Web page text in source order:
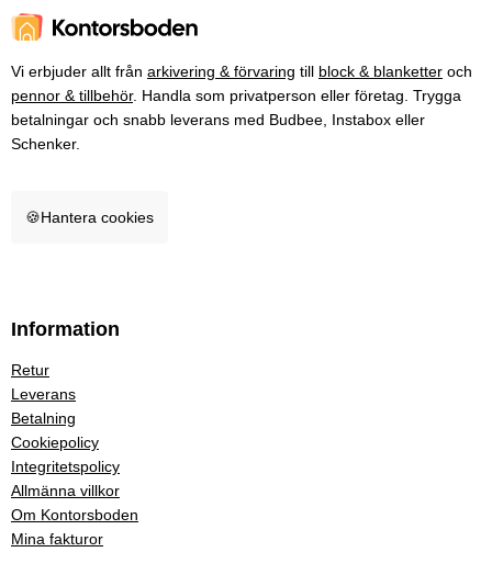
Vi erbjuder allt från arkivering & förvaring till block & blanketter och
pennor & tillbehör. Handla som privatperson eller företag. Trygga
betalningar och snabb leverans med Budbee, Instabox eller
Schenker.
🍪Hantera cookies
Information
Retur
Leverans
Betalning
Cookiepolicy
Integritetspolicy
Allmänna villkor
Om Kontorsboden
Mina fakturor